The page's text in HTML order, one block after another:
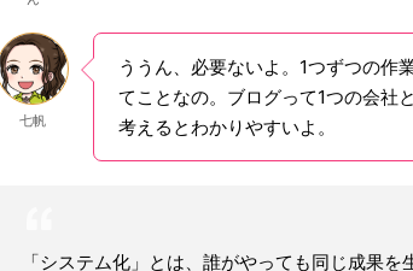
七帆
ううん、必要ないよ。1つずつの作
てことなの。ブログって1つの会社
考えるとわかりやすいよ。
「システム化」とは、誰がやっても同じ成果